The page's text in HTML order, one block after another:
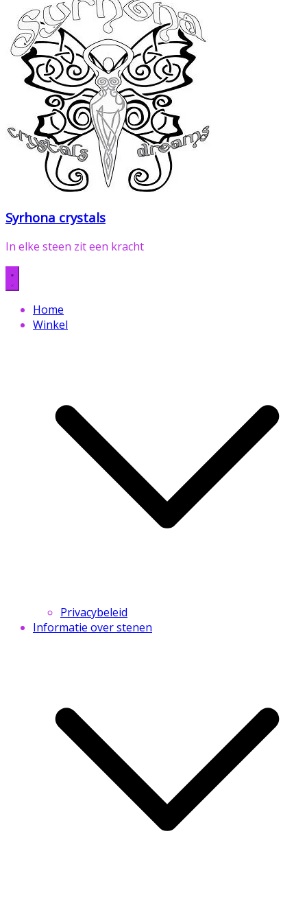
Syrhona crystals
In elke steen zit een kracht
Home
Winkel
Privacybeleid
Informatie over stenen